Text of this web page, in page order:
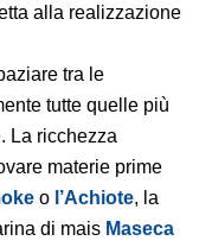
alla realizzazione
tra le
tutte quelle più
La ricchezza
materie prime
o l’Achiote, la
di mais Maseca